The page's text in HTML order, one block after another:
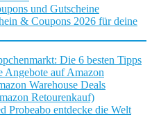
und Gutscheine
& Coupons 2026 für deine
Die 6 besten Tipps
Angebote auf Amazon
Warehouse Deals
Retourenkauf)
Probeabo entdecke die Welt